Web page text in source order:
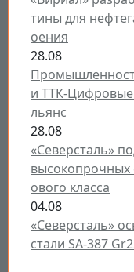
тины для
оения
28.08
и ТТК-
льянс
28.08
«Северсталь»
высокопрочных
ового класса
04.08
«Северсталь»
стали SA-387